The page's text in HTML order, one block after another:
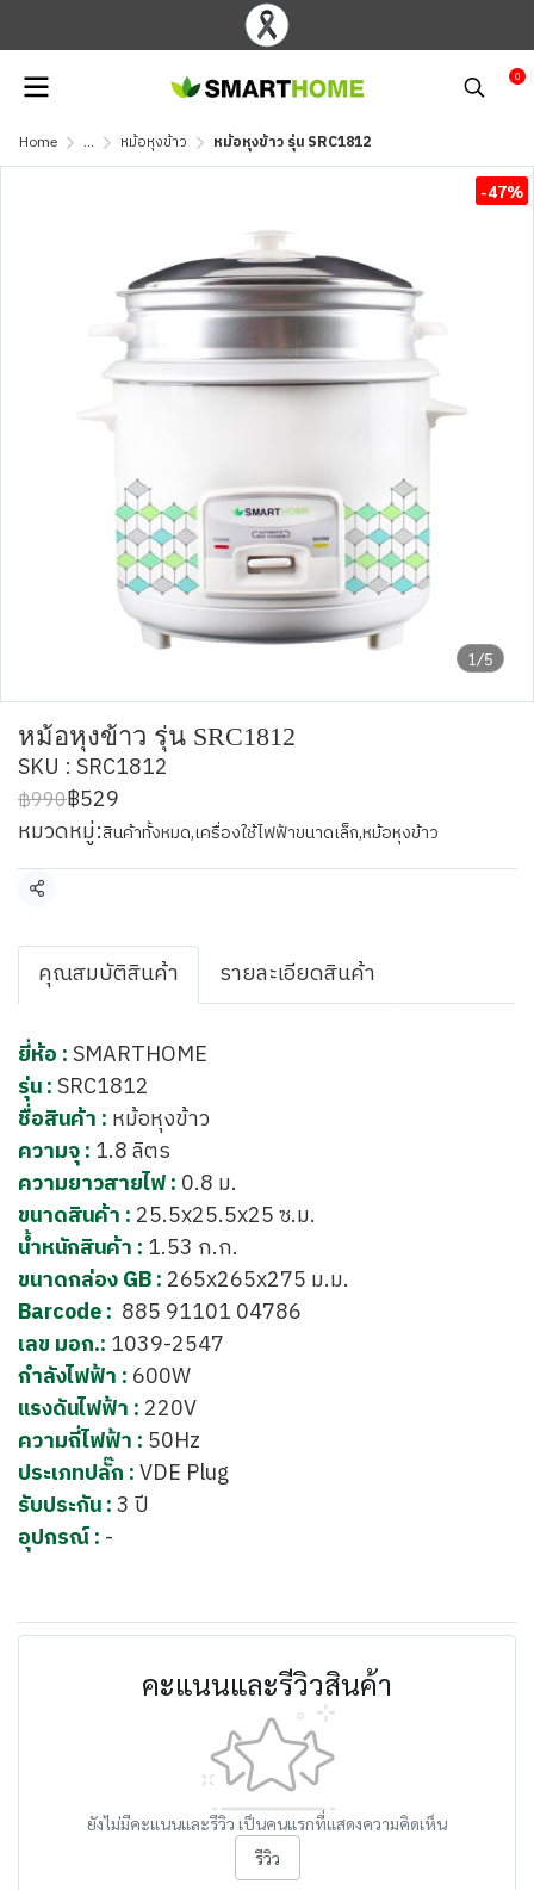
0
Home ... หม้อหุงข้าว หม้อหุงข้าว รุ่น SRC1812
1/5
-47%
หม้อหุงข้าว รุ่น SRC1812
SKU : SRC1812
฿990฿529
หมวดหมู่:สินค้าทั้งหมด,เครื่องใช้ไฟฟ้าขนาดเล็ก,หม้อหุงข้าว
แชร์
คุณสมบัติสินค้า รายละเอียดสินค้า
ยี่ห้อ :SMARTHOME
รุ่น :SRC1812
ชื่อสินค้า : หม้อหุงข้าว
ความจุ : 1.8 ลิตร
ความยาวสายไฟ : 0.8 ม.
ขนาดสินค้า : 25.5x25.5x25 ซ.ม.
น้ำหนักสินค้า : 1.53 ก.ก.
ขนาดกล่อง GB : 265x265x275 ม.ม.
Barcode : 885 91101 04786
เลข มอก.: 1039-2547
กำลังไฟฟ้า : 600W
แรงดันไฟฟ้า : 220V
ความถี่ไฟฟ้า : 50Hz
ประเภทปลั๊ก :VDE Plug
รับประกัน :3 ปี
อุปกรณ์ : -
คะแนนและรีวิวสินค้า
ยังไม่มีคะแนนและรีวิว เป็นคนแรกที่แสดงความคิดเห็น
รีวิว